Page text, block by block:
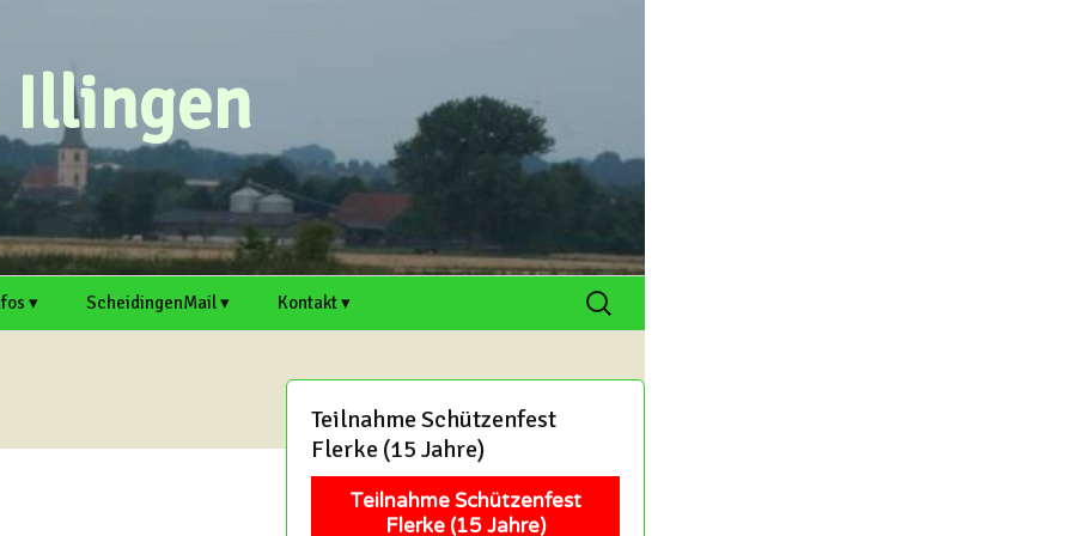
Illingen
▾
Welver.de
Illingen auf Welver.de
ScheidingenMail ▾ Kontakt ▾
Artikel einreichen
Termin einreichen
Mitschreiber und Hobby-
Suchen
nach:
Teilnahme Schützenfest
Flerke (15 Jahre)
Teilnahme Schützenfest
Flerke (15 Jahre)